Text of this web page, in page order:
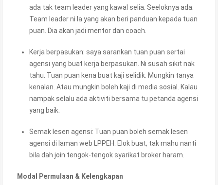
ada tak team leader yang kawal selia. Seeloknya ada.
Team leader ni la yang akan beri panduan kepada tuan
puan. Dia akan jadi mentor dan coach.
Kerja berpasukan: saya sarankan tuan puan sertai
agensi yang buat kerja berpasukan. Ni susah sikit nak
tahu. Tuan puan kena buat kaji selidik. Mungkin tanya
kenalan. Atau mungkin boleh kaji di media sosial. Kalau
nampak selalu ada aktiviti bersama tu petanda agensi
yang baik.
Semak lesen agensi: Tuan puan boleh semak lesen
agensi di laman web LPPEH. Elok buat, tak mahu nanti
bila dah join tengok-tengok syarikat broker haram.
Modal Permulaan & Kelengkapan